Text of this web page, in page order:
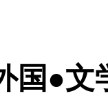
国●文